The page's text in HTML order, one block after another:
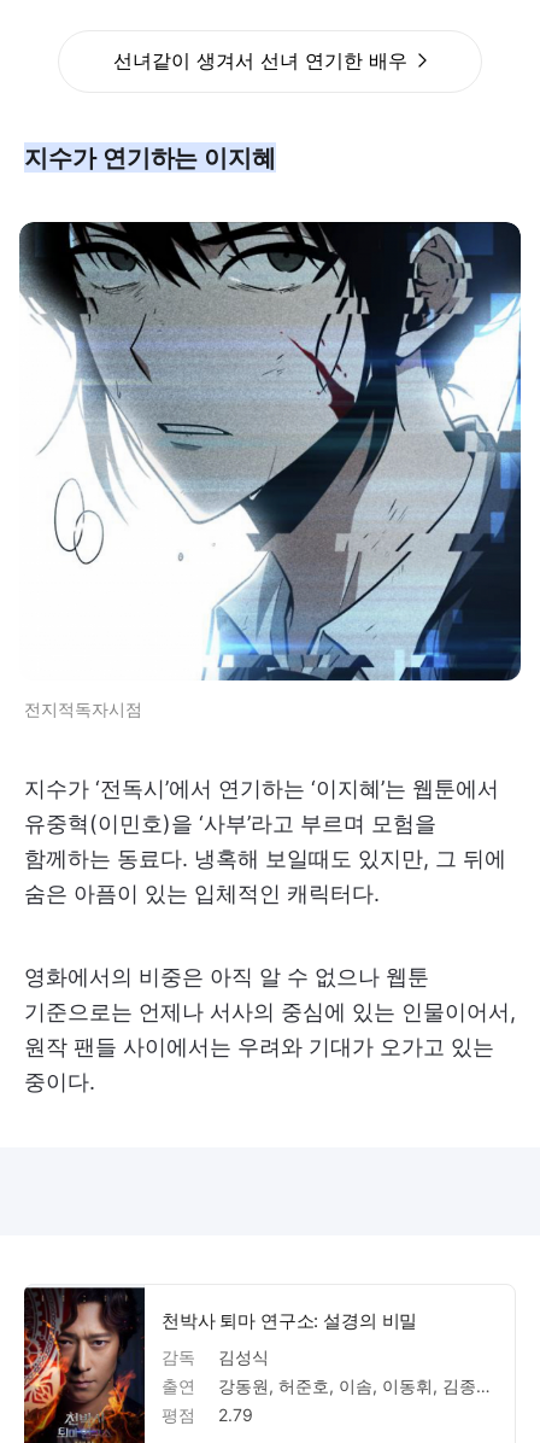
선녀같이 생겨서 선녀 연기한 배우
지수가 연기하는 이지혜
전지적독자시점
지수가 ‘전독시’에서 연기하는 ‘이지혜’는 웹툰에서
유중혁(이민호)을 ‘사부’라고 부르며 모험을
함께하는 동료다. 냉혹해 보일때도 있지만, 그 뒤에
숨은 아픔이 있는 입체적인 캐릭터다.
영화에서의 비중은 아직 알 수 없으나 웹툰
기준으로는 언제나 서사의 중심에 있는 인물이어서,
원작 팬들 사이에서는 우려와 기대가 오가고 있는
중이다.
천박사 퇴마 연구소: 설경의 비밀
감독
김성식
출연
강동원, 허준호, 이솜, 이동휘, 김종수, 박소이, 윤병희, 주보비, 박경혜, 이규호, 김원해, 박정민, 조이현, 이정은, 박명훈, 지수, 문성현, 서윤혁, 김영빈, 박지홍, 김동률, 강혜정, 류승완, 김지연, 윤제균, 박중섭, 오형균, 김지연, 강혜정, 조성민, 박중섭, 김성식, 후렛샤, 김홍태, 김현식, 오형균, 양현석, 이길규, 김한준, 황진혜, 배정윤, 이강희, 강네네, 문철우, 김창섭, 최민호, 이건문, 정택호, 김창석, 박경수, 황효균, 곽태용, 윤정희, 김현정, 윤희선
평점
2.79